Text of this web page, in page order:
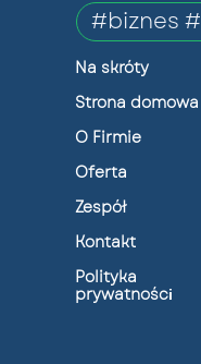
Na skróty
Strona domowa
O Firmie
Oferta
Zespół
Kontakt
Polityka
prywatności
#biznes